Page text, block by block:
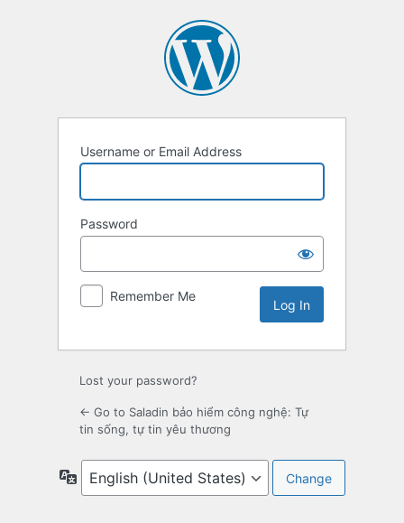
Username or Email Address
Password
Remember Me
Lost your password?
← Go to Saladin bảo hiểm công nghệ: Tự
tin sống, tự tin yêu thương
Language